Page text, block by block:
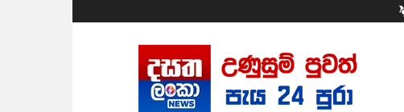
Dasatha
Lanka
News